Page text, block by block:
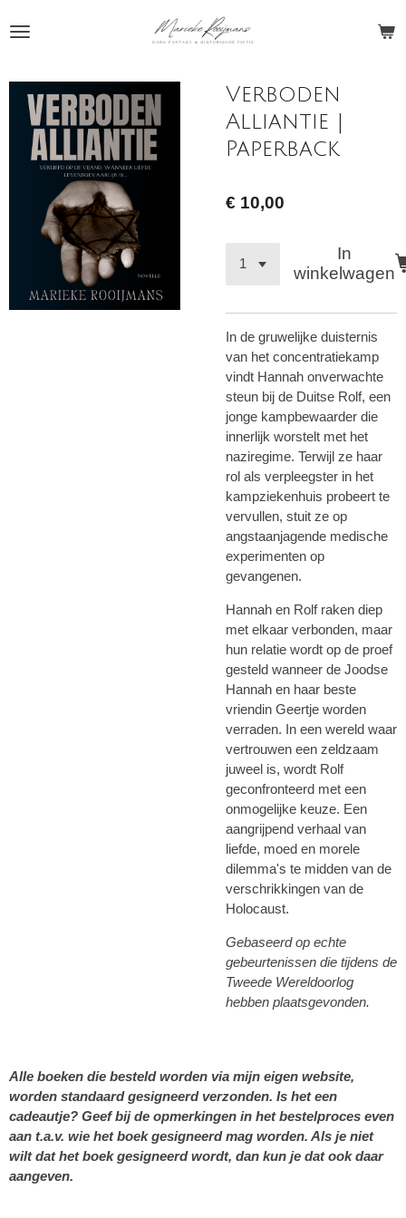
direct
hoofdinhoud
Verboden
Alliantie |
Paperback
€ 10,00
In
winkelwagen
In de gruwelijke duisternis
van het concentratiekamp
vindt Hannah onverwachte
steun bij de Duitse Rolf, een
jonge kampbewaarder die
innerlijk worstelt met het
naziregime. Terwijl ze haar
rol als verpleegster in het
kampziekenhuis probeert te
vervullen, stuit ze op
angstaanjagende medische
experimenten op
gevangenen.
Hannah en Rolf raken diep
met elkaar verbonden, maar
hun relatie wordt op de proef
gesteld wanneer de Joodse
Hannah en haar beste
vriendin Geertje worden
verraden. In een wereld waar
vertrouwen een zeldzaam
juweel is, wordt Rolf
geconfronteerd met een
onmogelijke keuze. Een
aangrijpend verhaal van
liefde, moed en morele
dilemma's te midden van de
verschrikkingen van de
Holocaust.
Gebaseerd op echte
gebeurtenissen die tijdens de
Tweede Wereldoorlog
hebben plaatsgevonden.
Alle boeken die besteld worden via mijn eigen website,
worden standaard gesigneerd verzonden. Is het een
cadeautje? Geef bij de opmerkingen in het bestelproces even
aan t.a.v. wie het boek gesigneerd mag worden. Als je niet
wilt dat het boek gesigneerd wordt, dan kun je dat ook daar
aangeven.